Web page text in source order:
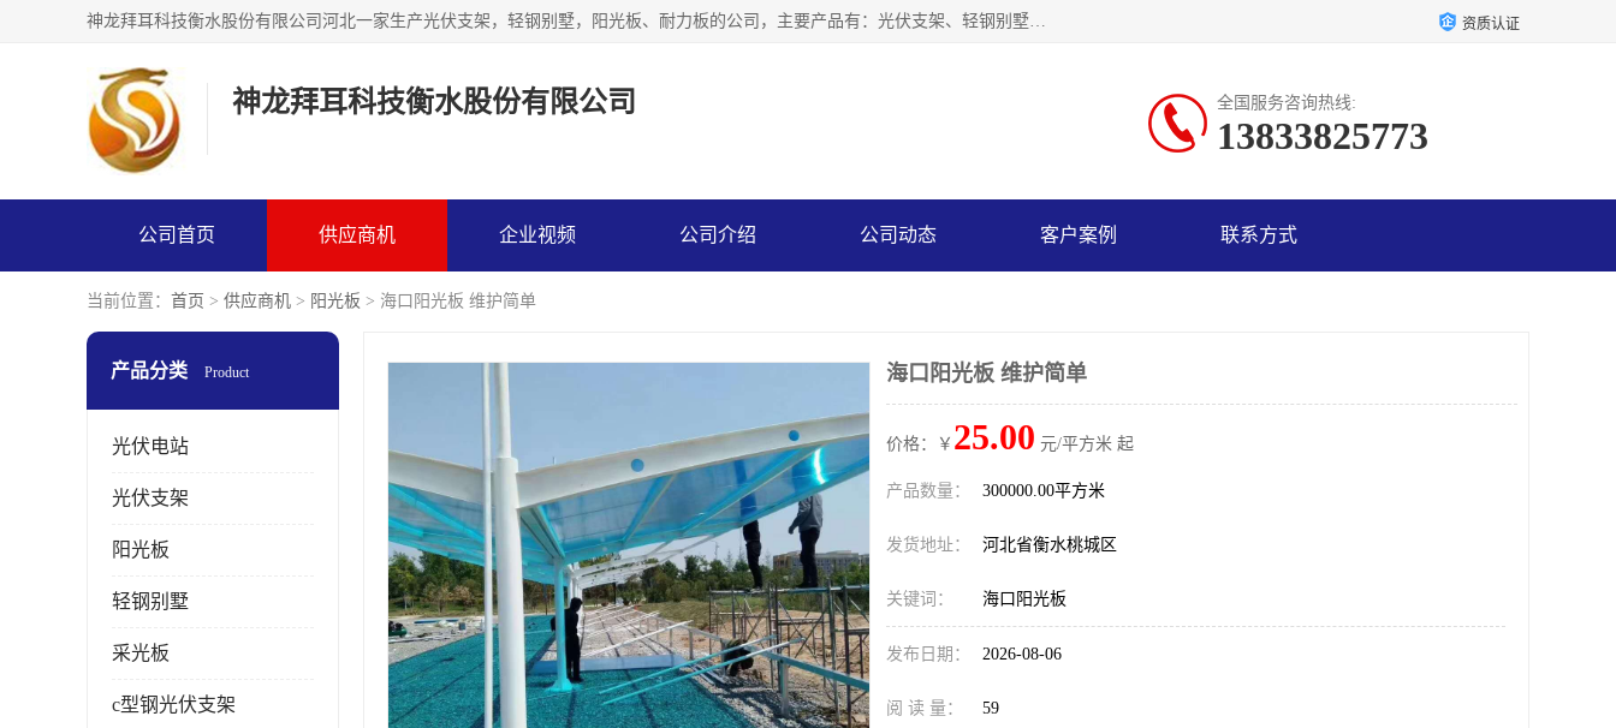
神龙拜耳科技衡水股份有限公司河北一家生产光伏支架，轻钢别墅，阳光板、耐力板的公司，主要产品有：光伏支架、轻钢别墅、阳光板、耐力板、采光板等，公司参与制定了多项标准。 资质认证
神龙拜耳科技衡水股份有限公司 全国服务咨询热线:
13833825773
公司首页 供应商机 企业视频 公司介绍 公司动态 客户案例 联系方式
当前位置： 首页 > 供应商机 > 阳光板 > 海口阳光板 维护简单
产品分类 Product
光伏电站
光伏支架
阳光板
轻钢别墅
采光板
c型钢光伏支架
海口阳光板 维护简单
价格：￥ 25.00 元/平方米 起
产品数量： 300000.00平方米
发货地址： 河北省衡水桃城区
关键词： 海口阳光板
发布日期： 2026-08-06
阅 读 量： 59